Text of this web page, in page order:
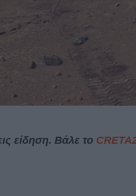
είδηση. Βάλε το